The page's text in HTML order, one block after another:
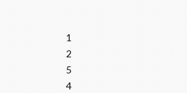
1
2
5
4